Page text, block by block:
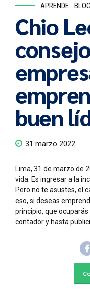
APRENDE BLOG
Chio
buen
31 marzo 2022
Lima, 31 de marzo de
vida. Es ingresar a la
Pero no te asustes, el
eso, si deseas
principio, que
contador y hasta